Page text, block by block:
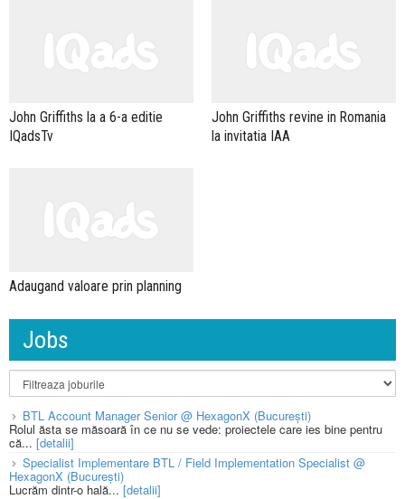
John Griffiths la a 6-a editie
IQadsTv
John Griffiths revine in Romania
la invitatia IAA
Adaugand valoare prin planning
Jobs
BTL Account Manager Senior @ HexagonX (București)
Rolul ăsta se măsoară în ce nu se vede: proiectele care ies bine pentru
că... [detalii]
Specialist Implementare BTL / Field Implementation Specialist @
HexagonX (București)
Lucrăm dintr-o hală...[detalii]